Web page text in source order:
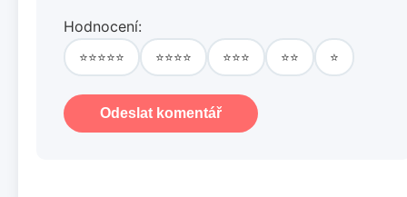
Hodnocení:
⭐⭐⭐⭐⭐ ⭐⭐⭐⭐ ⭐⭐⭐ ⭐⭐ ⭐
Odeslat komentář